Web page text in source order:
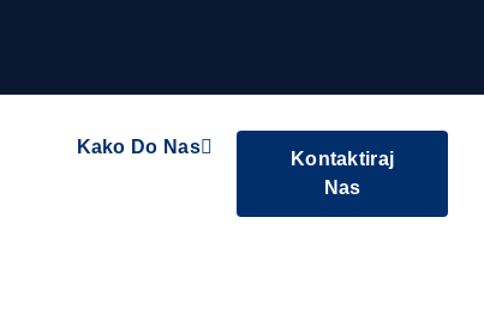
Kako Do Nas
Kontaktiraj
Nas